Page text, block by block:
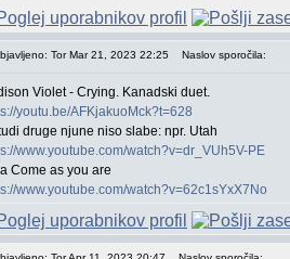
Tor Mar 21, 2023 22:25 Naslov sporočila:
Violet - Crying. Kanadski duet.
youtu.be/AFKjakuoMck?t=628
druge njune niso slabe: npr. Utah
www.youtube.com/watch?v=dr_VUh5V-PE
Come as you are
www.youtube.com/watch?v=62c1sYxX7No